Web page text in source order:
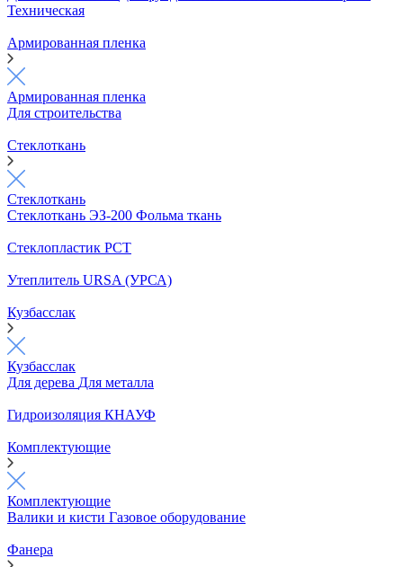
Техническая
Армированная пленка
Армированная пленка
Для строительства
Стеклоткань
Стеклоткань
Стеклоткань ЭЗ-200 Фольма ткань
Стеклопластик РСТ
Утеплитель URSA (УРСА)
Кузбасслак
Кузбасслак
Для дерева Для металла
Гидроизоляция КНАУФ
Комплектующие
Комплектующие
Валики и кисти Газовое оборудование
Фанера